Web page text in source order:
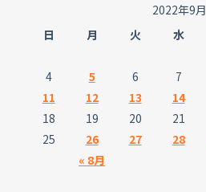
2022年9月
日
月 火 水
« 8月
4
5 6 7
11
12 13 14
18
19 20 21
25
26 27 28